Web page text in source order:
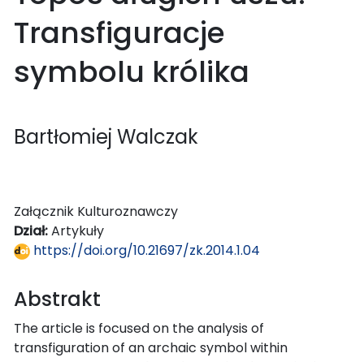
Transfiguracje
symbolu królika
Bartłomiej Walczak
Załącznik Kulturoznawczy
Dział:Artykuły
https://doi.org/10.21697/zk.2014.1.04
Abstrakt
The article is focused on the analysis of
transfiguration of an archaic symbol within